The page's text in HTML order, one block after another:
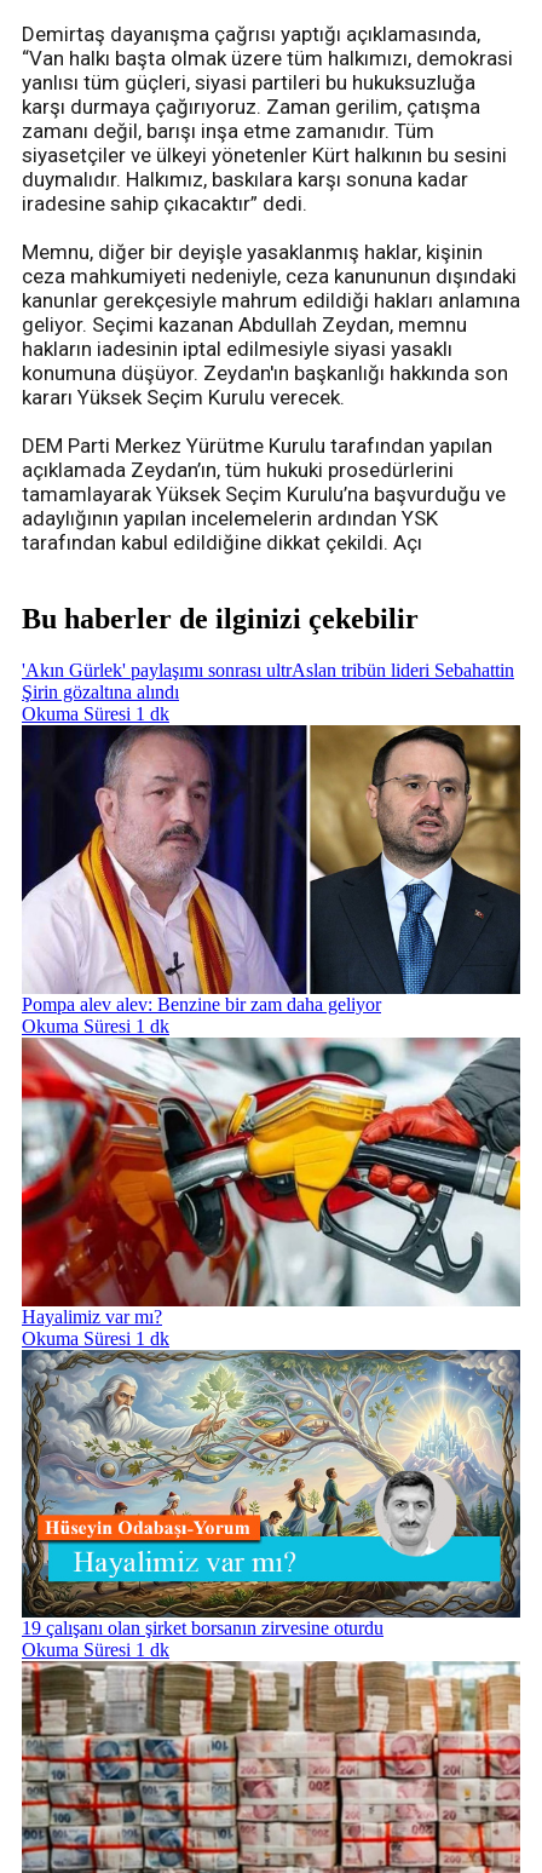
Demirtaş dayanışma çağrısı yaptığı açıklamasında,
“Van halkı başta olmak üzere tüm halkımızı, demokrasi
yanlısı tüm güçleri, siyasi partileri bu hukuksuzluğa
karşı durmaya çağırıyoruz. Zaman gerilim, çatışma
zamanı değil, barışı inşa etme zamanıdır. Tüm
siyasetçiler ve ülkeyi yönetenler Kürt halkının bu sesini
duymalıdır. Halkımız, baskılara karşı sonuna kadar
iradesine sahip çıkacaktır” dedi.
Memnu, diğer bir deyişle yasaklanmış haklar, kişinin
ceza mahkumiyeti nedeniyle, ceza kanununun dışındaki
kanunlar gerekçesiyle mahrum edildiği hakları anlamına
geliyor. Seçimi kazanan Abdullah Zeydan, memnu
hakların iadesinin iptal edilmesiyle siyasi yasaklı
konumuna düşüyor. Zeydan'ın başkanlığı hakkında son
kararı Yüksek Seçim Kurulu verecek.
DEM Parti Merkez Yürütme Kurulu tarafından yapılan
açıklamada Zeydan’ın, tüm hukuki prosedürlerini
tamamlayarak Yüksek Seçim Kurulu’na başvurduğu ve
adaylığının yapılan incelemelerin ardından YSK
tarafından kabul edildiğine dikkat çekildi. Açı
Bu haberler de ilginizi çekebilir
'Akın Gürlek' paylaşımı sonrası ultrAslan tribün lideri Sebahattin
Şirin gözaltına alındı
Okuma Süresi 1 dk
Pompa alev alev: Benzine bir zam daha geliyor
Okuma Süresi 1 dk
Hayalimiz var mı?
Okuma Süresi 1 dk
19 çalışanı olan şirket borsanın zirvesine oturdu
Okuma Süresi 1 dk